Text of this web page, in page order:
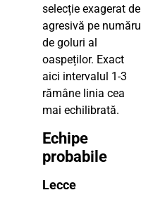
selecție exagerat de
agresivă pe numărul
de goluri al
oaspeților. Exact
aici intervalul 1-3
rămâne linia cea
mai echilibrată.
Echipe
probabile
Lecce